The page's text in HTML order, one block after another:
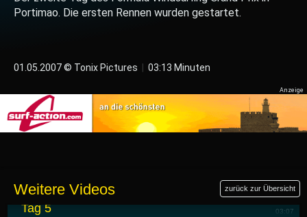
Portimao. Die ersten Rennen wurden gestartet.
01.05.2007 © Tonix Pictures 03:13 Minuten
Weitere Videos zurück zur Übersicht
03:07
Formula Windsurfing Grand Prix Portimao 2007 -
Tag 5